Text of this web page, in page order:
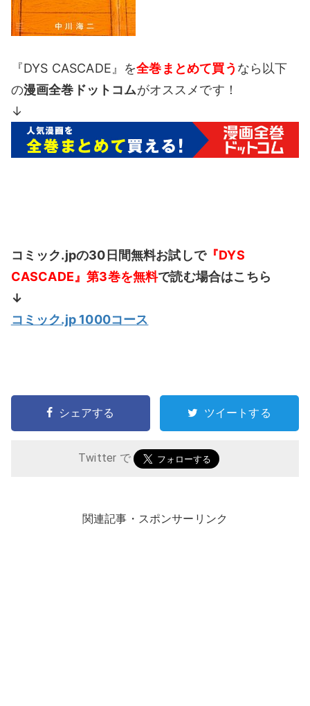
『DYS CASCADE』を全巻まとめて買う なら以下
の漫画全巻ドットコムがオススメです！
↓
コミック.jpの30日間無料お試しで『DYS
CASCADE』第3巻を無料で読む場合はこちら
↓
コミック.jp 1000コース
シェアする ツイートする
Twitter で
関連記事・スポンサーリンク